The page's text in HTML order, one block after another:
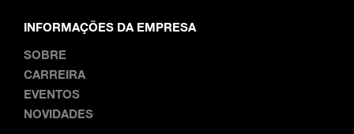
INFORMAÇÕES DA EMPRESA
SOBRE
CARREIRA
EVENTOS
NOVIDADES